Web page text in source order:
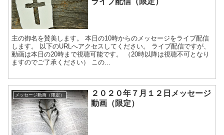
主の御名を賛美します。 本日の10時からのメッセージをライブ配信
します。 以下のURLへアクセスしてください。 ライブ配信ですが、
動画は本日の20時まで視聴可能です。 （20時以降は視聴不可となり
ますのでご了承ください） この...
メッセージ動画（限定）
２０２０年７月１２日メッセージ
動画（限定）